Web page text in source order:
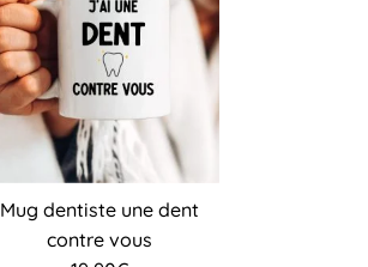
Mug dentiste une dent
contre vous